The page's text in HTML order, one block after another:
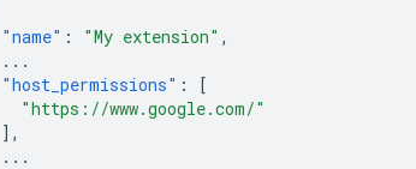
"name" : "My extension" ,
...
"host_permissions" :
[
"https://www.google.com/"
],
...